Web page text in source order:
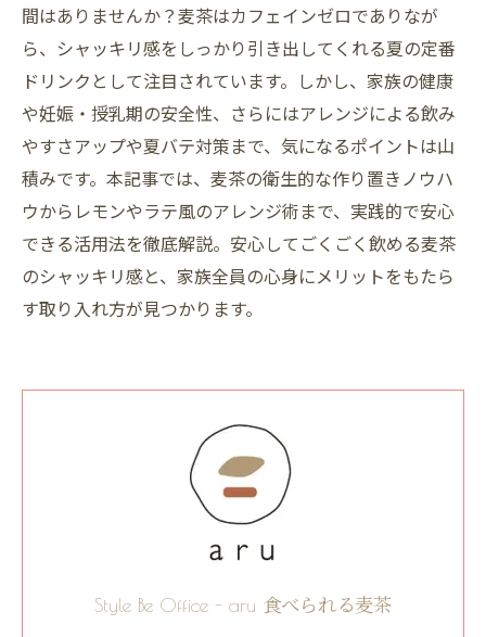
間はありませんか？麦茶はカフェインゼロでありなが
ら、シャッキリ感をしっかり引き出してくれる夏の定番
ドリンクとして注目されています。しかし、家族の健康
や妊娠・授乳期の安全性、さらにはアレンジによる飲み
やすさアップや夏バテ対策まで、気になるポイントは山
積みです。本記事では、麦茶の衛生的な作り置きノウハ
ウからレモンやラテ風のアレンジ術まで、実践的で安心
できる活用法を徹底解説。安心してごくごく飲める麦茶
のシャッキリ感と、家族全員の心身にメリットをもたら
す取り入れ方が見つかります。
Style Be Office - aru 食べられる麦茶